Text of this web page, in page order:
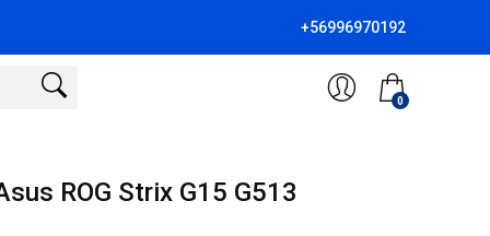
+56996970192
0
ROG Strix G15 G513